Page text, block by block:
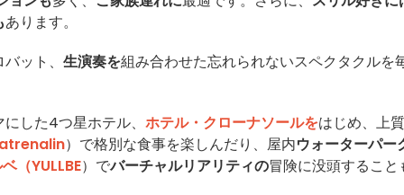
あります。
ット、 生演奏を組み合わせた忘れられないスペクタクルを
した4つ星ホテル、 ホテル・クローナソールをはじめ、上
）で格別な食事を楽しんだり、屋内ウォーターパー
（YULLBE）でバーチャルリアリティの冒険に没頭すること